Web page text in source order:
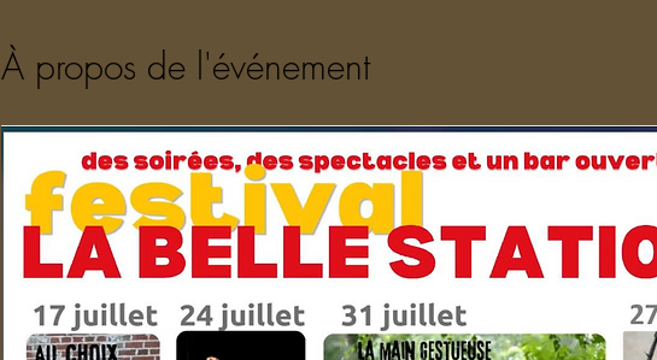
À propos de l'événement